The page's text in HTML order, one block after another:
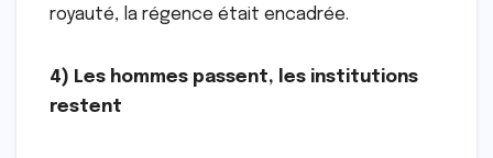
royauté, la régence était encadrée.
4) Les hommes passent, les institutions
restent